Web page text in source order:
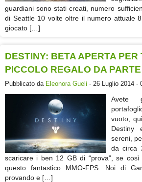
guardiani sono stati creati, numero
di Seattle 10 volte oltre il numero attuale
giocato […]
DESTINY: BETA APERTA
PICCOLO REGALO DA
Pubblicato da Eleonora Gueli - 26 Luglio 2014 -
Avete
vuoto,
Destiny
sereni,
da circa
scaricare i ben 12 GB di “prova”, se
questo fantastico MMO-FPS. Noi di
provando e […]